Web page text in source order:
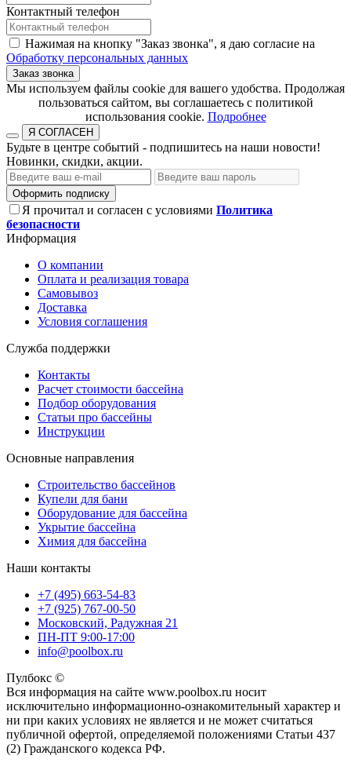
Контактный телефон
Нажимая на кнопку "Заказ звонка", я даю согласие на
Обработку персональных данных
Заказ звонка
​​​​​​​Мы используем файлы cookie для вашего удобства. Продолжая
пользоваться сайтом, вы соглашаетесь с политикой
использования cookie.​​​​​​​ Подробнее
Я СОГЛАСЕН
Будьте в центре событий - подпишитесь на наши новости!
Новинки, скидки, акции.
Оформить подписку
Я прочитал и согласен с условиями Политика
безопасности
Информация
О компании
Оплата и реализация товара
Самовывоз
Доставка
Условия соглашения
Служба поддержки
Контакты
Расчет стоимости бассейна
Подбор оборудования
Статьи про бассейны
Инструкции
Основные направления
Строительство бассейнов
Купели для бани
Оборудование для бассейна
Укрытие бассейна
Химия для бассейна
Наши контакты
+7 (495) 663-54-83
+7 (925) 767-00-50
Московский, Радужная 21
ПН-ПТ 9:00-17:00
info@poolbox.ru
Пулбокс ©
Вся информация на сайте www.poolbox.ru носит
исключительно информационно-ознакомительный характер и
ни при каких условиях не является и не может считаться
публичной офертой, определяемой положениями Статьи 437
(2) Гражданского кодекса РФ.